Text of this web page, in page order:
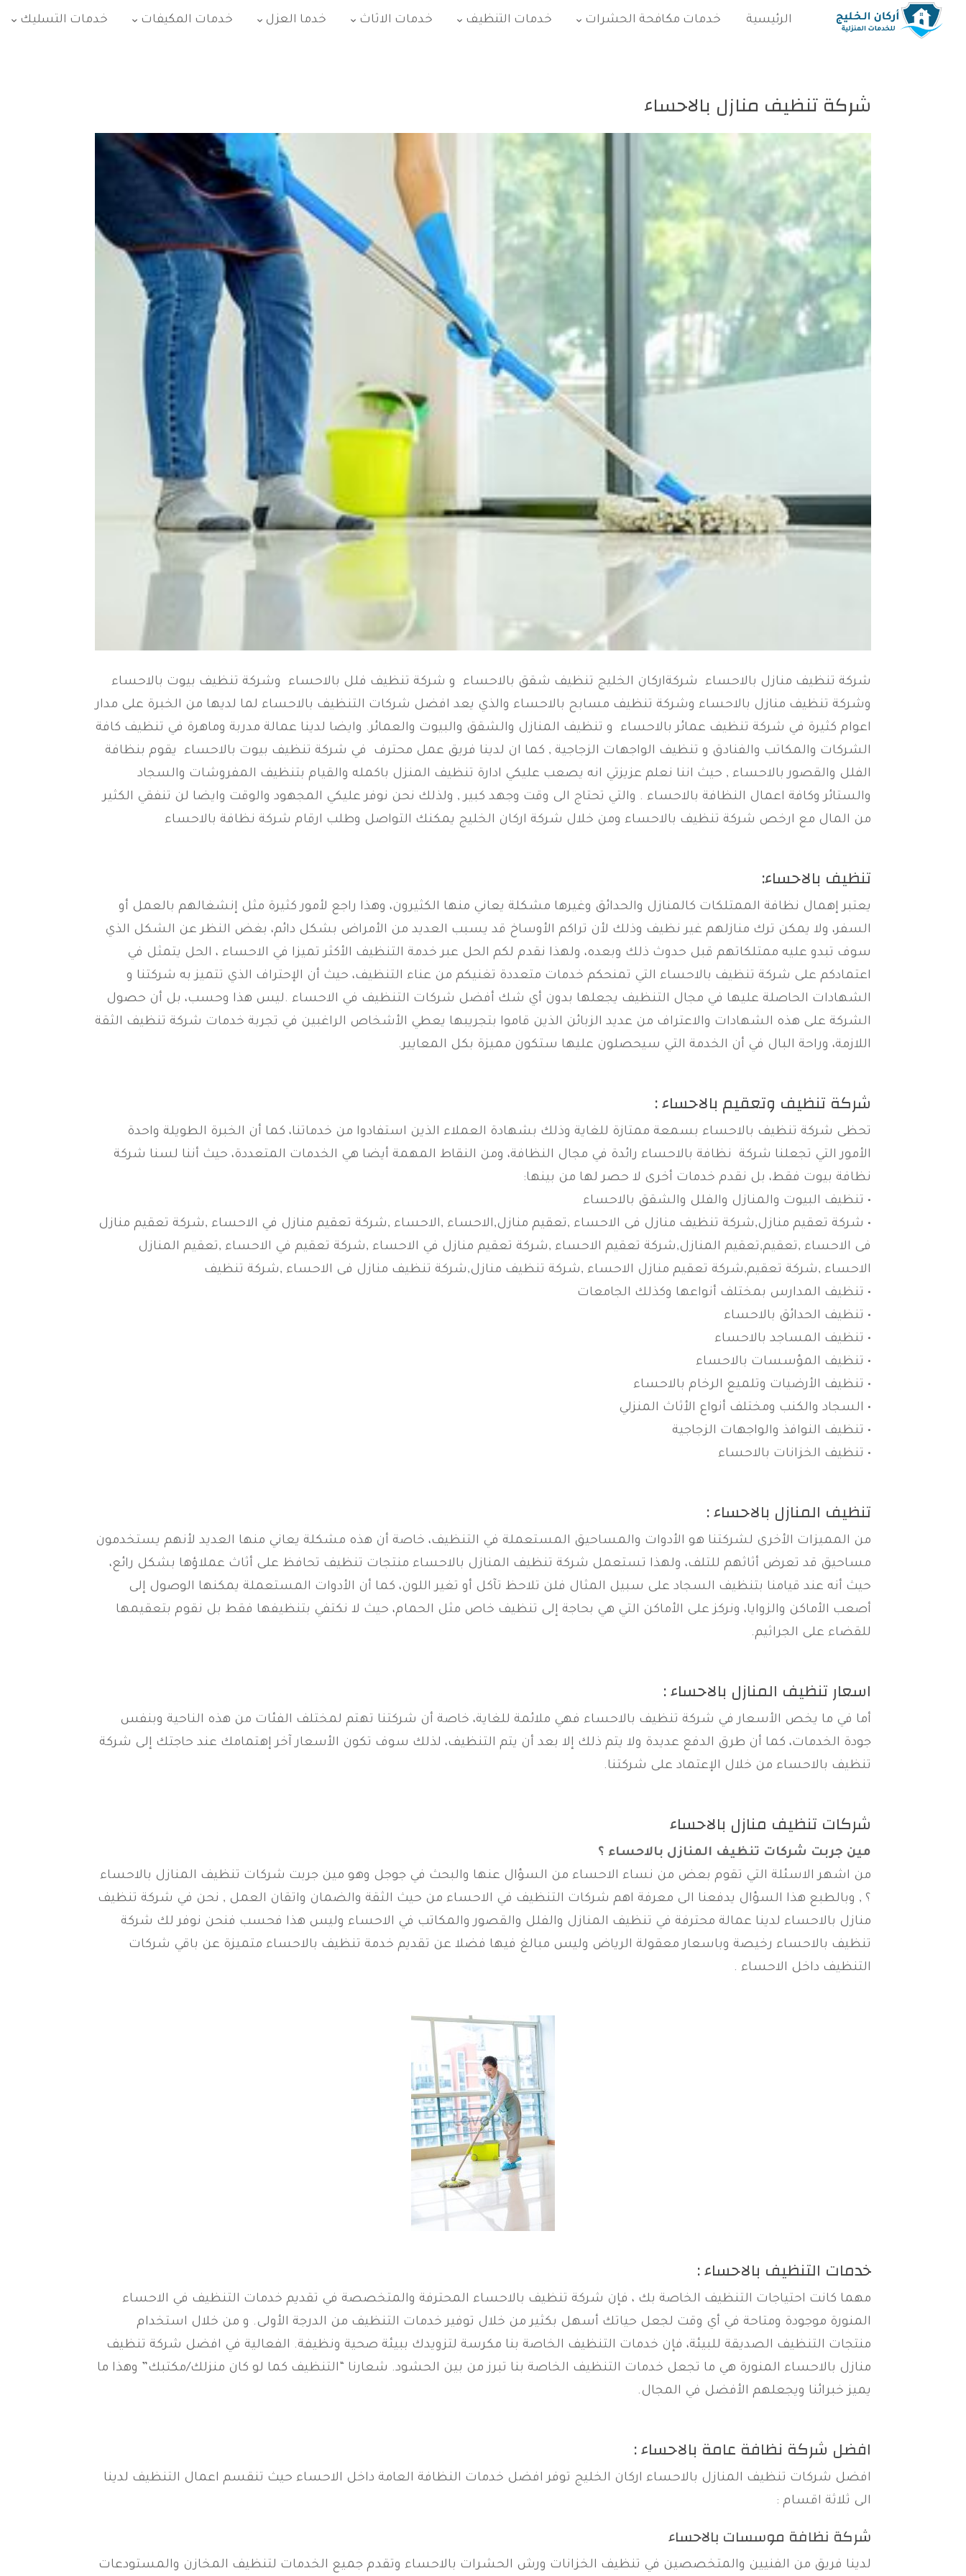
الرئيسية خدمات مكافحة الحشرات خدمات التنظيف خدمات الاثاث خدما العزل خدمات المكيفات خدمات التسليك
شركة تنظيف منازل بالاحساء
شركة تنظيف منازل بالاحساء شركةاركان الخليج تنظيف شقق بالاحساء و شركة تنظيف فلل بالاحساء وشركة تنظيف بيوت بالاحساء
وشركة تنظيف منازل بالاحساء وشركة تنظيف مسابح بالاحساء والذي يعد افضل شركات التنظيف بالاحساء لما لديها من الخبرة على مدار
اعوام كثيرة في شركة تنظيف عمائر بالاحساء و تنظيف المنازل والشقق والبيوت والعمائر. وايضا لدينا عمالة مدربة وماهرة في تنظيف كافة
الشركات والمكاتب والفنادق و تنظيف الواجهات الزجاجية , كما ان لدينا فريق عمل محترف في شركة تنظيف بيوت بالاحساء يقوم بنظافة
الفلل والقصور بالاحساء , حيث اننا نعلم عزيزتي انه يصعب عليكي ادارة تنظيف المنزل باكمله والقيام بتنظيف المفروشات والسجاد
والستائر وكافة اعمال النظافة بالاحساء . والتي تحتاج الى وقت وجهد كبير , ولذلك نحن نوفر عليكي المجهود والوقت وايضا لن تنفقي الكثير
من المال مع ارخص شركة تنظيف بالاحساء ومن خلال شركة اركان الخليج يمكنك التواصل وطلب ارقام شركة نظافة بالاحساء
تنظيف بالاحساء:
يعتبر إهمال نظافة الممتلكات كالمنازل والحدائق وغيرها مشكلة يعاني منها الكثيرون، وهذا راجع لأمور كثيرة مثل إنشغالهم بالعمل أو
السفر، ولا يمكن ترك منازلهم غير نظيف وذلك لأن تراكم الأوساخ قد يسبب العديد من الأمراض بشكل دائم، بغض النظر عن الشكل الذي
سوف تبدو عليه ممتلكاتهم قبل حدوث ذلك وبعده، ولهذا نقدم لكم الحل عبر خدمة التنظيف الأكثر تميزا في الاحساء ، الحل يتمثل في
اعتمادكم على شركة تنظيف بالاحساء التي تمنحكم خدمات متعددة تغنيكم من عناء التنظيف، حيث أن الإحتراف الذي تتميز به شركتنا و
الشهادات الحاصلة عليها في مجال التنظيف يجعلها بدون أي شك أفضل شركات التنظيف في الاحساء .ليس هذا وحسب، بل أن حصول
الشركة على هذه الشهادات والاعتراف من عديد الزبائن الذين قاموا بتجريبها يعطي الأشخاص الراغبين في تجربة خدمات شركة تنظيف الثقة
اللازمة، وراحة البال في أن الخدمة التي سيحصلون عليها ستكون مميزة بكل المعايير.
شركة تنظيف وتعقيم بالاحساء :
تحظى شركة تنظيف بالاحساء بسمعة ممتازة للغاية وذلك بشهادة العملاء الذين استفادوا من خدماتنا، كما أن الخبرة الطويلة واحدة
الأمور التي تجعلنا شركة نظافة بالاحساء رائدة في مجال النظافة، ومن النقاط المهمة أيضا هي الخدمات المتعددة، حيث أننا لسنا شركة
نظافة بيوت فقط، بل نقدم خدمات أخرى لا حصر لها من بينها:
• تنظيف البيوت والمنازل والفلل والشقق بالاحساء
• شركة تعقيم منازل,شركة تنظيف منازل فى الاحساء ,تعقيم منازل,الاحساء ,الاحساء ,شركة تعقيم منازل في الاحساء ,شركة تعقيم منازل
فى الاحساء ,تعقيم,تعقيم المنازل,شركة تعقيم الاحساء ,شركة تعقيم منازل في الاحساء ,شركة تعقيم في الاحساء ,تعقيم المنازل
الاحساء ,شركة تعقيم,شركة تعقيم منازل الاحساء ,شركة تنظيف منازل,شركة تنظيف منازل فى الاحساء ,شركة تنظيف
• تنظيف المدارس بمختلف أنواعها وكذلك الجامعات
• تنظيف الحدائق بالاحساء
• تنظيف المساجد بالاحساء
• تنظيف المؤسسات بالاحساء
• تنظيف الأرضيات وتلميع الرخام بالاحساء
• السجاد والكنب ومختلف أنواع الأثاث المنزلي
• تنظيف النوافذ والواجهات الزجاجية
• تنظيف الخزانات بالاحساء
تنظيف المنازل بالاحساء :
من المميزات الأخرى لشركتنا هو الأدوات والمساحيق المستعملة في التنظيف، خاصة أن هذه مشكلة يعاني منها العديد لأنهم يستخدمون
مساحيق قد تعرض أثاثهم للتلف، ولهذا تستعمل شركة تنظيف المنازل بالاحساء منتجات تنظيف تحافظ على أثاث عملاؤها بشكل رائع،
حيث أنه عند قيامنا بتنظيف السجاد على سبيل المثال فلن تلاحظ تآكل أو تغير اللون، كما أن الأدوات المستعملة يمكنها الوصول إلى
أصعب الأماكن والزوايا، ونركز على الأماكن التي هي بحاجة إلى تنظيف خاص مثل الحمام، حيث لا نكتفي بتنظيفها فقط بل نقوم بتعقيمها
للقضاء على الجراثيم.
اسعار تنظيف المنازل بالاحساء :
أما في ما يخص الأسعار في شركة تنظيف بالاحساء فهي ملائمة للغاية، خاصة أن شركتنا تهتم لمختلف الفئات من هذه الناحية وبنفس
جودة الخدمات، كما أن طرق الدفع عديدة ولا يتم ذلك إلا بعد أن يتم التنظيف، لذلك سوف تكون الأسعار آخر إهتمامك عند حاجتك إلى شركة
تنظيف بالاحساء من خلال الإعتماد على شركتنا.
شركات تنظيف منازل بالاحساء
مين جربت شركات تنظيف المنازل بالاحساء ؟
من اشهر الاسئلة التي تقوم بعض من نساء الاحساء من السؤال عنها والبحث في جوجل وهو مين جربت شركات تنظيف المنازل بالاحساء
؟ , وبالطبع هذا السؤال يدفعنا الى معرفة اهم شركات التنظيف في الاحساء من حيث الثقة والضمان واتقان العمل , نحن في شركة تنظيف
منازل بالاحساء لدينا عمالة محترفة في تنظيف المنازل والفلل والقصور والمكاتب في الاحساء وليس هذا فحسب فنحن نوفر لك شركة
تنظيف بالاحساء رخيصة وباسعار معقولة الرياض وليس مبالغ فيها فضلا عن تقديم خدمة تنظيف بالاحساء متميزة عن باقي شركات
التنظيف داخل الاحساء .
خدمات التنظيف بالاحساء :
مهما كانت احتياجات التنظيف الخاصة بك ، فإن شركة تنظيف بالاحساء المحترفة والمتخصصة في تقديم خدمات التنظيف في الاحساء
المنورة موجودة ومتاحة في أي وقت لجعل حياتك أسهل بكثير من خلال توفير خدمات التنظيف من الدرجة الأولى. و من خلال استخدام
منتجات التنظيف الصديقة للبيئة، فإن خدمات التنظيف الخاصة بنا مكرسة لتزويدك ببيئة صحية ونظيفة. الفعالية في افضل شركة تنظيف
منازل بالاحساء المنورة هي ما تجعل خدمات التنظيف الخاصة بنا تبرز من بين الحشود. شعارنا “التنظيف كما لو كان منزلك/مكتبك” وهذا ما
يميز خبرائنا ويجعلهم الأفضل في المجال.
افضل شركة نظافة عامة بالاحساء :
افضل شركات تنظيف المنازل بالاحساء اركان الخليج توفر افضل خدمات النظافة العامة داخل الاحساء حيث تنقسم اعمال التنظيف لدينا
الى ثلاثة اقسام :
شركة نظافة موسسات بالاحساء
لدينا فريق من الفنيين والمتخصصين في تنظيف الخزانات ورش الحشرات بالاحساء وتقدم جميع الخدمات لتنظيف المخازن والمستودعات